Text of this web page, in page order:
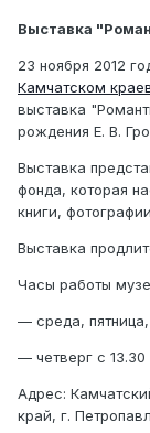
Выставка
23 ноября 2012
Камчатском
выставка
рождения Е. В.
Выставка
фонда, которая
книги,
Выставка
Часы работы
— среда, пятница,
— четверг с 13.30
Адрес:
край, г.